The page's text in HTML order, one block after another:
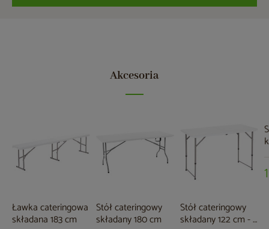
Akcesoria
Ławka cateringowa
składana 183 cm
Stół cateringowy
składany 180 cm
Stół cateringowy
składany 122 cm - 2